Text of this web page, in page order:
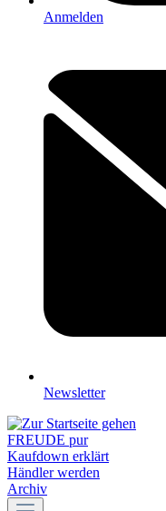
Anmelden
Newsletter
FREUDE pur
Kaufdown erklärt
Händler werden
Archiv